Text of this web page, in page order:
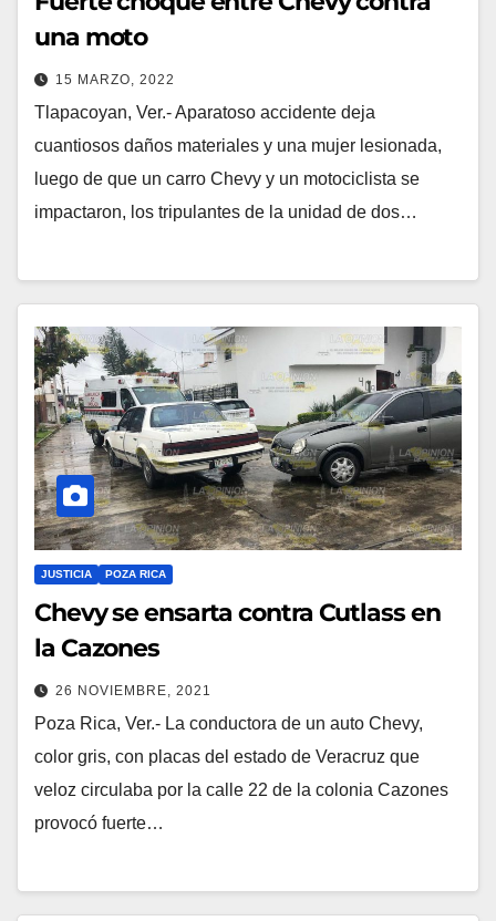
una moto
15 MARZO, 2022
Tlapacoyan, Ver.- Aparatoso accidente deja
cuantiosos daños materiales y una mujer lesionada,
luego de que un carro Chevy y un motociclista se
impactaron, los tripulantes de la unidad de dos…
JUSTICIA POZA RICA
Chevy se ensarta contra Cutlass en
la Cazones
26 NOVIEMBRE, 2021
Poza Rica, Ver.- La conductora de un auto Chevy,
color gris, con placas del estado de Veracruz que
veloz circulaba por la calle 22 de la colonia Cazones
provocó fuerte…